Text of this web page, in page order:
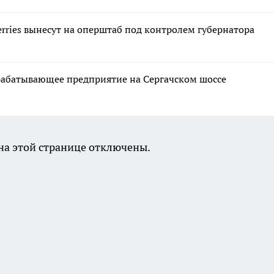
вынесут на оперштаб под контролем губернатора
предприятие на Сергачском шоссе
этой странице отключены.